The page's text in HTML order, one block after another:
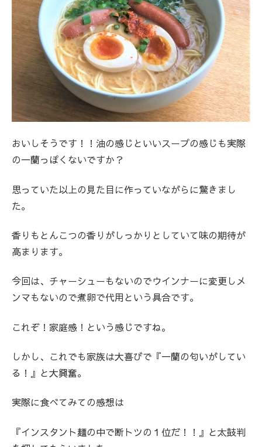
おいしそうです！！油の感じといいスープの感じも実際
の一蘭っぽくないですか？
思っていた以上の見た目に作っていながらに驚きまし
た。
香りもとんこつの香りがしっかりとしていて味の期待が
高まります。
今回は、チャーシューもないのでウインナーに変更しメ
ンマもないので煮卵で代用という具合です。
これぞ！家庭感！という感じですね。
しかし、これでも家族は大喜びで『一蘭の匂いがしてい
る！』と大興奮。
実際に食べてみての感想は
『インスタント麺の中で断トツの１位だ！！』と太鼓判